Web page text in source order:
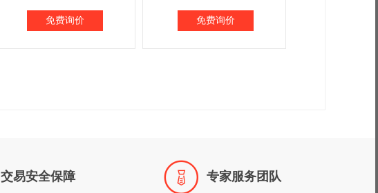
免费询价 免费询价
交易安全保障  专家服务团队